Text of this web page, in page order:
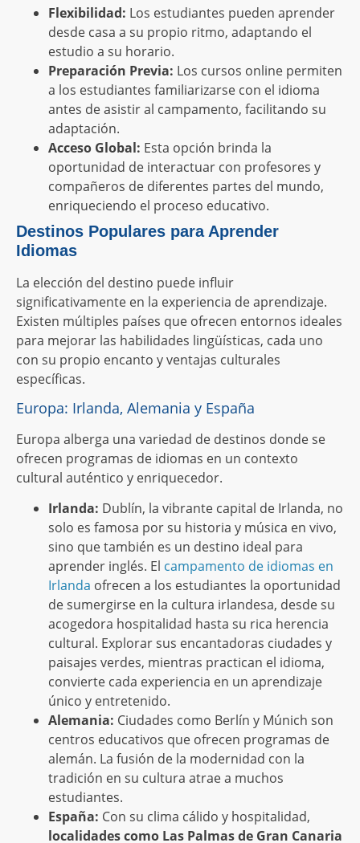
Flexibilidad: Los estudiantes pueden aprender
desde casa a su propio ritmo, adaptando el
estudio a su horario.
Preparación Previa: Los cursos online permiten
a los estudiantes familiarizarse con el idioma
antes de asistir al campamento, facilitando su
adaptación.
Acceso Global: Esta opción brinda la
oportunidad de interactuar con profesores y
compañeros de diferentes partes del mundo,
enriqueciendo el proceso educativo.
Destinos Populares para Aprender
Idiomas
La elección del destino puede influir
significativamente en la experiencia de aprendizaje.
Existen múltiples países que ofrecen entornos ideales
para mejorar las habilidades lingüísticas, cada uno
con su propio encanto y ventajas culturales
específicas.
Europa: Irlanda, Alemania y España
Europa alberga una variedad de destinos donde se
ofrecen programas de idiomas en un contexto
cultural auténtico y enriquecedor.
Irlanda: Dublín, la vibrante capital de Irlanda, no
solo es famosa por su historia y música en vivo,
sino que también es un destino ideal para
aprender inglés. El campamento de idiomas en
Irlanda ofrecen a los estudiantes la oportunidad
de sumergirse en la cultura irlandesa, desde su
acogedora hospitalidad hasta su rica herencia
cultural. Explorar sus encantadoras ciudades y
paisajes verdes, mientras practican el idioma,
convierte cada experiencia en un aprendizaje
único y entretenido.
Alemania: Ciudades como Berlín y Múnich son
centros educativos que ofrecen programas de
alemán. La fusión de la modernidad con la
tradición en su cultura atrae a muchos
estudiantes.
España: Con su clima cálido y hospitalidad,
localidades como Las Palmas de Gran Canaria